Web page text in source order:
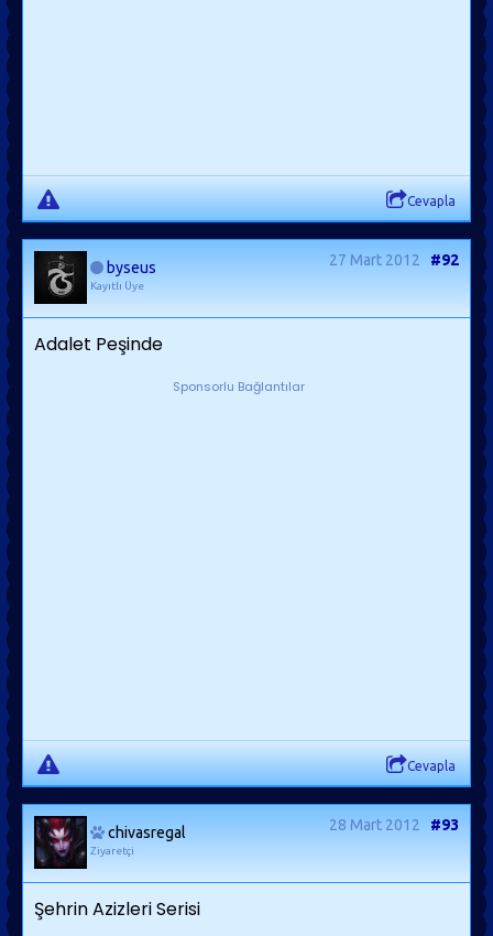
Cevapla
byseus
Kayıtlı Üye
27 Mart 2012 #92
Adalet Peşinde
Sponsorlu Bağlantılar
Cevapla
chivasregal
Ziyaretçi
28 Mart 2012 #93
Şehrin Azizleri Serisi